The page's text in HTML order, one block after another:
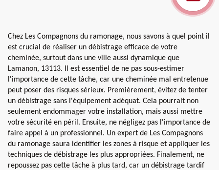
Chez Les Compagnons du ramonage, nous savons à quel point il
est crucial de réaliser un débistrage efficace de votre
cheminée, surtout dans une ville aussi dynamique que
Lamanon, 13113. Il est essentiel de ne pas sous-estimer
l'importance de cette tâche, car une cheminée mal entretenue
peut poser des risques sérieux. Premièrement, évitez de tenter
un débistrage sans l'équipement adéquat. Cela pourrait non
seulement endommager votre installation, mais aussi mettre
votre sécurité en péril. Ensuite, ne négligez pas l'importance de
faire appel à un professionnel. Un expert de Les Compagnons
du ramonage saura identifier les zones à risque et appliquer les
techniques de débistrage les plus appropriées. Finalement, ne
repoussez pas cette tâche à plus tard, car un débistrage tardif